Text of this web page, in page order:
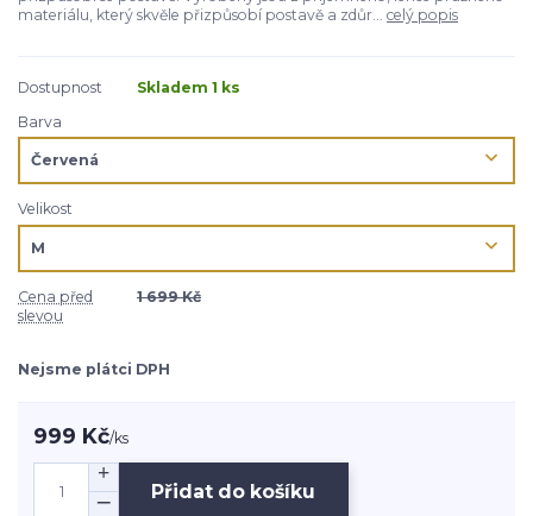
materiálu, který skvěle přizpůsobí postavě a zdůr... celý popis
Dostupnost
Skladem 1 ks
Barva
Velikost
Cena před
slevou
1 699 Kč
Nejsme plátci DPH
999 Kč/ks
Přidat do košíku